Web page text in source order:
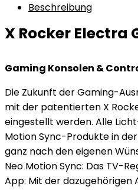
Beschreibung
X Rocker Electra
Gaming Konsolen &
Die Zukunft der Gaming-
mit der patentierten X
eingestellt werden. Alle
Motion Sync-Produkte in
ganz nach den eigenen
Neo Motion Sync: Das TV-
App: Mit der